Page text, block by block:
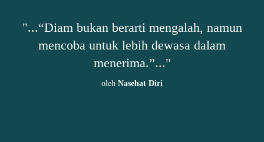
"...“Diam bukan berarti mengalah, namun
mencoba untuk lebih dewasa dalam
menerima.”..."
oleh Nasehat Diri